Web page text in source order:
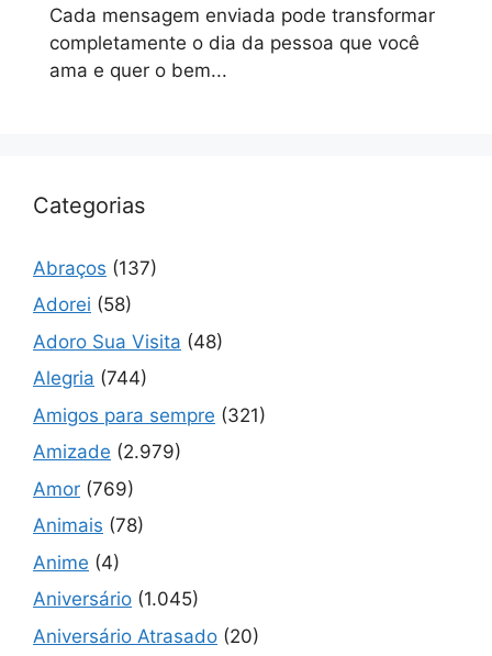
Cada mensagem enviada pode transformar
completamente o dia da pessoa que você
ama e quer o bem...
Categorias
Abraços (137)
Adorei (58)
Adoro Sua Visita (48)
Alegria (744)
Amigos para sempre (321)
Amizade (2.979)
Amor (769)
Animais (78)
Anime (4)
Aniversário (1.045)
Aniversário Atrasado (20)